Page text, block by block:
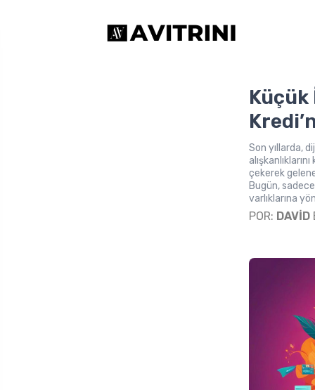
Son yıllarda,
çekerek
Bugün,
varlıklarına
POR: DAVID